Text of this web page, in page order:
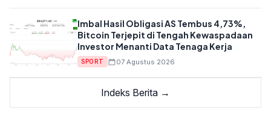
Imbal Hasil Obligasi AS Tembus 4,73%,
Bitcoin Terjepit di Tengah Kewaspadaan
Investor Menanti Data Tenaga Kerja
SPORT 07 Agustus 2026
Indeks Berita →